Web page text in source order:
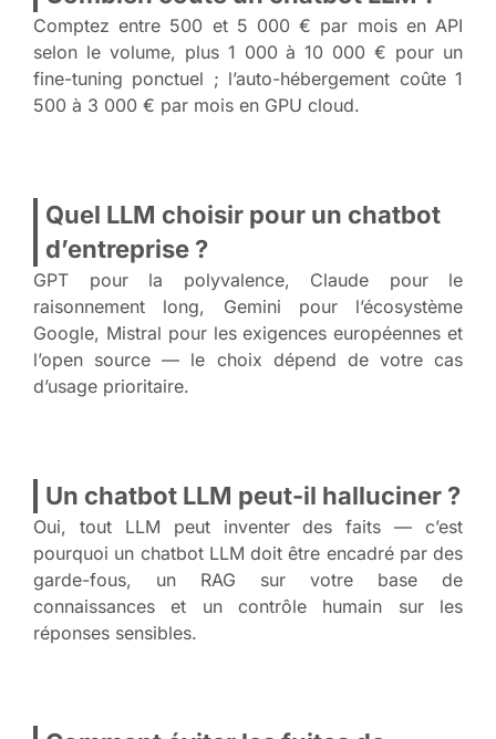
Comptez entre 500 et 5 000 € par mois en API
selon le volume, plus 1 000 à 10 000 € pour un
fine-tuning ponctuel ; l’auto-hébergement coûte 1
500 à 3 000 € par mois en GPU cloud.
Quel LLM choisir pour un chatbot
d’entreprise ?
GPT pour la polyvalence, Claude pour le
raisonnement long, Gemini pour l’écosystème
Google, Mistral pour les exigences européennes et
l’open source — le choix dépend de votre cas
d’usage prioritaire.
Un chatbot LLM peut-il halluciner ?
Oui, tout LLM peut inventer des faits — c’est
pourquoi un chatbot LLM doit être encadré par des
garde-fous, un RAG sur votre base de
connaissances et un contrôle humain sur les
réponses sensibles.